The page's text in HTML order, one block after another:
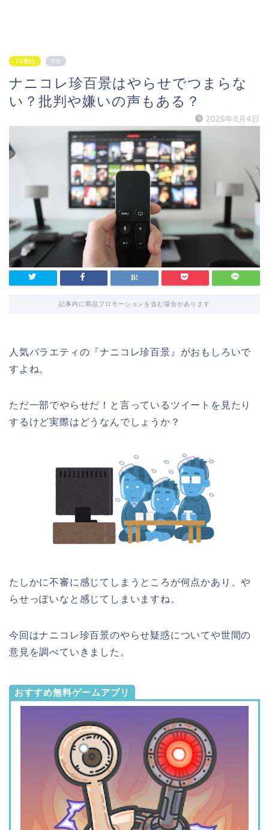
TV番組 PR
ナニコレ珍百景はやらせでつまらな
い？批判や嫌いの声もある？
2026年8月4日
記事内に商品プロモーションを含む場合があります
人気バラエティの『ナニコレ珍百景』がおもしろいで
すよね。
ただ一部でやらせだ！と言っているツイートを見たり
するけど実際はどうなんでしょうか？
たしかに不審に感じてしまうところが何点かあり、や
らせっぽいなと感じてしまいますね。
今回はナニコレ珍百景のやらせ疑惑についてや世間の
意見を調べていきました。
おすすめ無料ゲームアプリ